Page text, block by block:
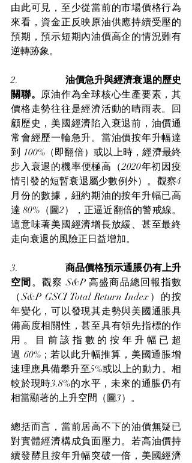
由此可見，至少從當前的市場價格行為
來看，資金正反映原油供應持續受壓的
預期，預示短期內油價高企的情況難有
逆轉跡象。
2. 油價急升與經濟衰退的歷史
關聯。 原油作為全球核心生產要素，其
價格走勢往往是經濟活動的晴雨表。回
顧歷史，美國經濟陷入衰退前，油價通
常會經歷一輪急升。當油價按年升幅達
到 100%（即翻倍）或以上時，經濟最終
步入衰退的機率便極高（2020年初因疫
情引發的短暫衰退屬少數例外）。觀察4
月份的數據，紐約期油的按年升幅已高
達 80%（圖2），正逼近翻倍的警戒線。
這意味著美國經濟增長放緩、甚至最終
走向衰退的風險正日益增加。
3. 商品價格預示通脹仍有上升
空間 。觀察 S&P 高盛商品總回報指數
（S&P GSCI Total Return Index）的按
年變化，可以發現其走勢與美國通脹具
備高度相關性，甚至具有領先指標的作
用。目前該指數的按年升幅已超
過 60%；若以此升幅推算，美國通脹增
速理應具備攀升至5%或以上的動力。相
較於現時3.8%的水平，未來的通脹仍有
相當顯著的上升空間（圖3）。
總括而言，當前居高不下的油價無疑已
對實體經濟構成負面壓力。若高油價持
續發酵且按年升幅突破一倍，美國經濟